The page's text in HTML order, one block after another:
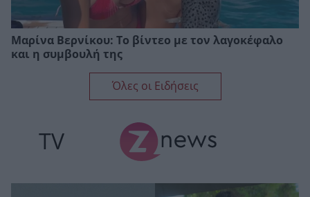
Μαρίνα Βερνίκου: Το βίντεο με τον λαγοκέφαλο
και η συμβουλή της
Όλες οι Ειδήσεις
TV